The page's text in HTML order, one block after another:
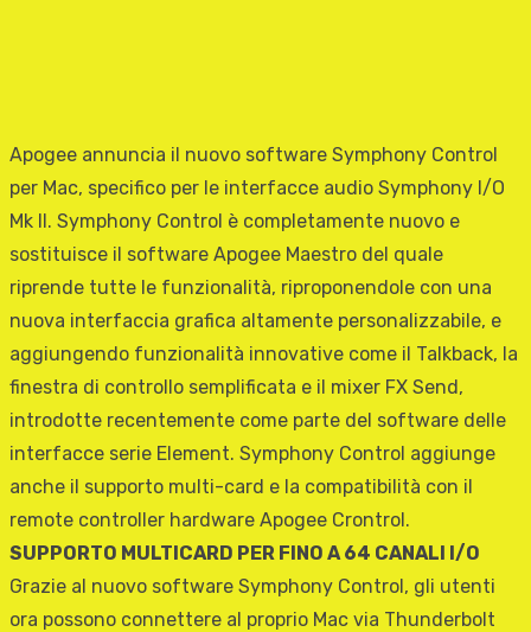
Apogee annuncia il nuovo software Symphony Control
per Mac, specifico per le interfacce audio Symphony I/O
Mk II. Symphony Control è completamente nuovo e
sostituisce il software Apogee Maestro del quale
riprende tutte le funzionalità, riproponendole con una
nuova interfaccia grafica altamente personalizzabile, e
aggiungendo funzionalità innovative come il Talkback, la
finestra di controllo semplificata e il mixer FX Send,
introdotte recentemente come parte del software delle
interfacce serie Element. Symphony Control aggiunge
anche il supporto multi-card e la compatibilità con il
remote controller hardware Apogee Crontrol.
SUPPORTO MULTICARD PER FINO A 64 CANALI I/O
Grazie al nuovo software Symphony Control, gli utenti
ora possono connettere al proprio Mac via Thunderbolt